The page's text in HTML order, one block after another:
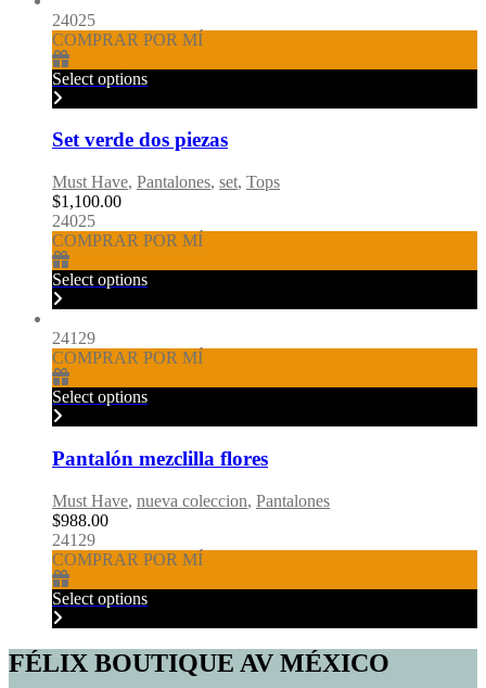
24025
COMPRAR POR MÍ
Select options
Set verde dos piezas
Must Have, Pantalones, set, Tops
$1,100.00
24025
COMPRAR POR MÍ
Select options
24129
COMPRAR POR MÍ
Select options
Pantalón mezclilla flores
Must Have, nueva coleccion, Pantalones
$988.00
24129
COMPRAR POR MÍ
Select options
FÉLIX BOUTIQUE AV MÉXICO